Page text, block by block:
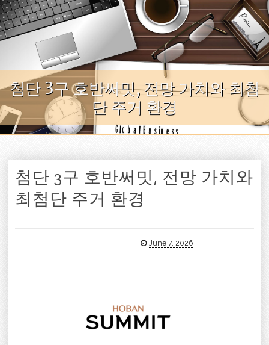
Skip to content
첨단 3구 호반써밋, 전망 가치와 최첨
단 주거 환경
첨단 3구 호반써밋, 전망 가치와
최첨단 주거 환경
June 7, 2026